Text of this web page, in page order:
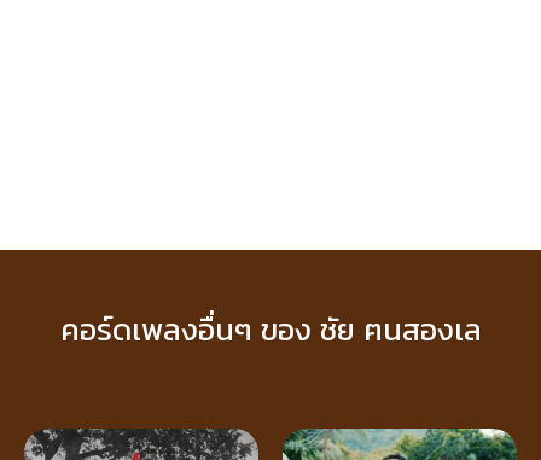
คอร์ดเพลงอื่นๆ ของ ชัย ฅนสองเล